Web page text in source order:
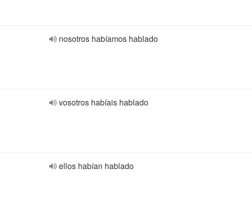
nosotros habíamos hablado
vosotros habíais hablado
ellos habían hablado